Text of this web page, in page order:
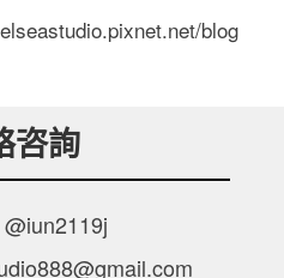
blog
咨詢
@iun2119j